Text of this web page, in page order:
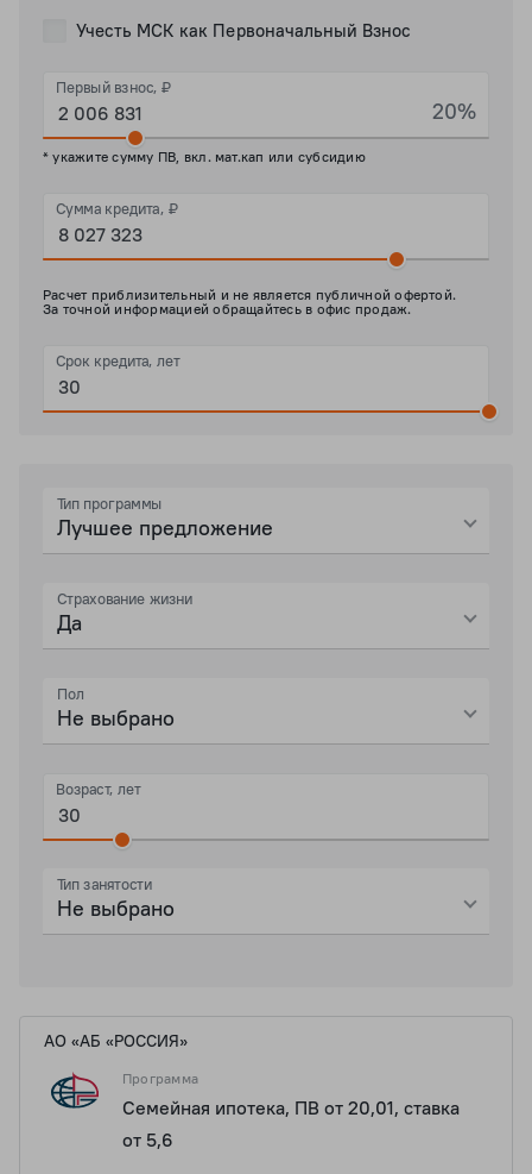
Учесть МСК как Первоначальный Взнос
Первый взнос, ₽
20%
* укажите сумму ПВ, вкл. мат.кап или субсидию
Сумма кредита, ₽
Расчет приблизительный и не является публичной офертой.
За точной информацией обращайтесь в офис продаж.
Срок кредита, лет
Тип программы
Лучшее предложение
Страхование жизни
Да
Пол
Не выбрано
Возраст, лет
Тип занятости
Не выбрано
АО «АБ «РОССИЯ»
Программа
Семейная ипотека, ПВ от 20,01, ставка
от 5,6